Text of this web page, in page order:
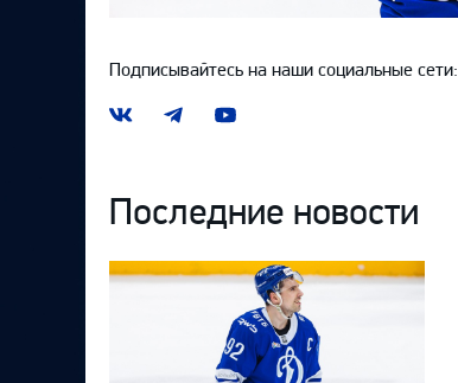
Подписывайтесь на наши социальные сети:
Наша
Наш
Наш
Последние новости